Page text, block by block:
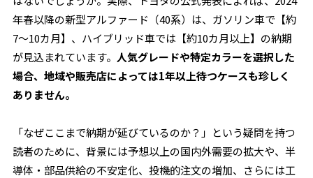
年春以降の新型アルファード（40系）は、ガソリン車で【約
7～10カ月】、ハイブリッド車では【約10カ月以上】の納期
が見込まれています。 人気グレードや特定カラーを選択した
場合、地域や販売店によっては1年以上待つケースも珍しく
ありません。
「なぜここまで納期が延びているのか？」という疑問を持つ
読者のために、背景には予想以上の国内外需要の拡大や、半
導体・部品供給の不安定化、投機的注文の増加、さらには工